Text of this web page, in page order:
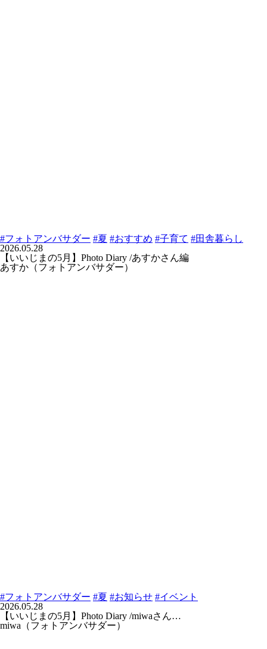
#フォトアンバサダー #夏 #おすすめ #子育て #田舎暮らし
2026.05.28
【いいじまの5月】Photo Diary /あすかさん編
あすか（フォトアンバサダー）
#フォトアンバサダー #夏 #お知らせ #イベント
2026.05.28
【いいじまの5月】Photo Diary /miwaさん…
miwa（フォトアンバサダー）